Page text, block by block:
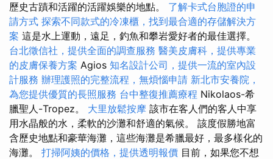
歷史古蹟和活躍的活躍娛樂的地點。 了解卡式台胞證的申
請方式 探索不同款式的冷凍櫃，找到最合適的存儲解決方
案 這是水上運動，遠足，釣魚和攀岩愛好者的最佳選擇。
台北徵信社，提供全面的調查服務 醫美皮膚科，提供專業
的皮膚保養方案 Agios 知名設計公司，提供一流的室內設
計服務 辦理護照的完整流程，無煩惱申請 新北市安養院，
為您提供優質的長照服務 台中整復推薦療程 Nikolaos-希
臘聖人-Tropez。 大里放鬆按摩 該市在客人們的客人中享
用水晶般的水，柔軟的沙灘和舒適的氣候。 該度假勝地富
含歷史地點和豪華海灘，這些海灘是希臘最好，最多樣化的
海灘。 打掃阿姨的價格，提供透明報價 目前，如果您不想